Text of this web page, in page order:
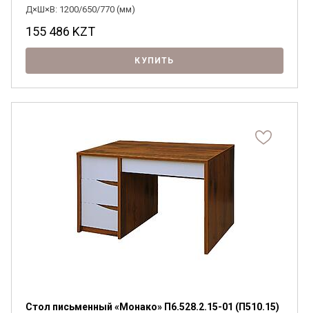
Д×Ш×В: 1200/650/770 (мм)
155 486 KZT
КУПИТЬ
Стол письменный «Монако» П6.528.2.15-01 (П510.15)